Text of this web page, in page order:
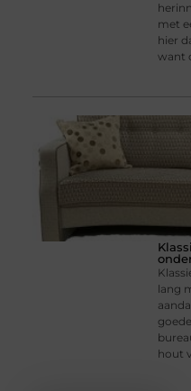
met
hier
want
lang
hout